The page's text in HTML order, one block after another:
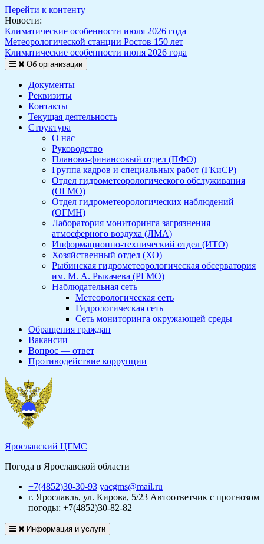
Перейти к контенту
Новости:
Климатические особенности июля 2026 года
Метеорологической станции Ростов 150 лет
Климатические особенности июня 2026 года
Об организации
Документы
Реквизиты
Контакты
Текущая деятельность
Структура
О нас
Руководство
Планово-финансовый отдел (ПФО)
Группа кадров и специальных работ (ГКиСР)
Отдел гидрометеорологического обслуживания
(ОГМО)
Отдел гидрометеорологических наблюдений
(ОГМН)
Лаборатория мониторинга загрязнения
атмосферного воздуха (ЛМА)
Информационно-технический отдел (ИТО)
Хозяйственный отдел (ХО)
Рыбинская гидрометеорологическая обсерватория
им. М. А. Рыкачева (РГМО)
Наблюдательная сеть
Метеорологическая сеть
Гидрологическая сеть
Сеть мониторинга окружающей среды
Обращения граждан
Вакансии
Вопрос — ответ
Противодействие коррупции
Ярославский ЦГМС
Погода в Ярославской области
+7(4852)30-30-93 yacgms@mail.ru
г. Ярославль, ул. Кирова, 5/23 Автоответчик с прогнозом
погоды: +7(4852)30-82-82
Информация и услуги